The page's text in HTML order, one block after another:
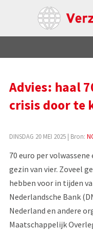
Advies: haal
crisis door te
DINSDAG 20 MEI 2025| Bron:
70 euro per volwassene
gezin van vier. Zoveel
hebben voor in tijden
Nederlandsche Bank
Nederland en andere
Maatschappelijk